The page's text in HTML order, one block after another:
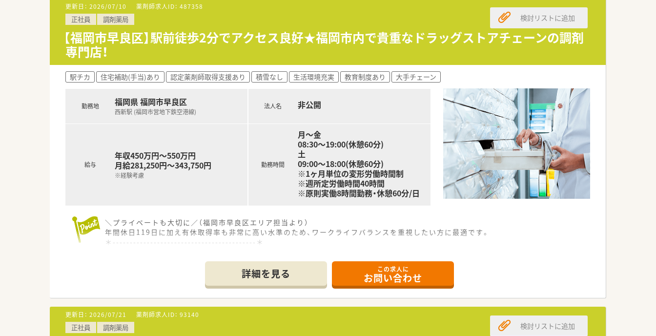
更新日： 2026/07/10 薬剤師求人ID： 487358
正社員 調剤薬局
【福岡市早良区】駅前徒歩2分でアクセス良好★福岡市内で貴重なドラッグストアチェーンの調剤
専門店！
検討リストに追加
駅チカ 住宅補助(手当)あり 認定薬剤師取得支援あり 積雪なし 生活環境充実 教育制度あり 大手チェーン
勤務地 福岡県 福岡市早良区
西新駅 (福岡市営地下鉄空港線)
給与
年収450万円～550万円
月給281,250円～343,750円
※経験考慮
法人名 非公開
勤務時間
月～金
08:30～19:00(休憩60分)
土
09:00～18:00(休憩60分)
※1ヶ月単位の変形労働時間制
※週所定労働時間40時間
※原則実働8時間勤務・休憩60分/日
＼プライベートも大切に／（福岡市早良区エリア担当より）
年間休日119日に加え有休取得率も非常に高い水準のため、ワークライフバランスを重視したい方に最適です。
＊------------------------------------------＊
■西新駅から徒歩2分とアクセス抜群の立地で、周辺には商店街や飲食店が立ち並び非常に便利な環境です。
■応需科目は内科や心療内科、眼科、歯科となっており、1日あたり約90枚の処方箋を受け付けています。
■現在は外来業務のみに対応しており、在宅業務は行っていないため店舗内での業務に集中できる環境です。
【募集背景と求める人物像について】
■今回は欠員補充としての募集で、即戦力となる経験者を急募しています。
■今回の募集は調剤業務の経験がある方を対象としており、周囲と協力しながら円滑に業務を進める方が対象です。
■管理薬剤師など、今後をキャリアアップを担える方は大歓迎です。
詳細を見る この求人に
お問い合わせ
更新日： 2026/07/21 薬剤師求人ID： 93140
正社員 調剤薬局 検討リストに追加